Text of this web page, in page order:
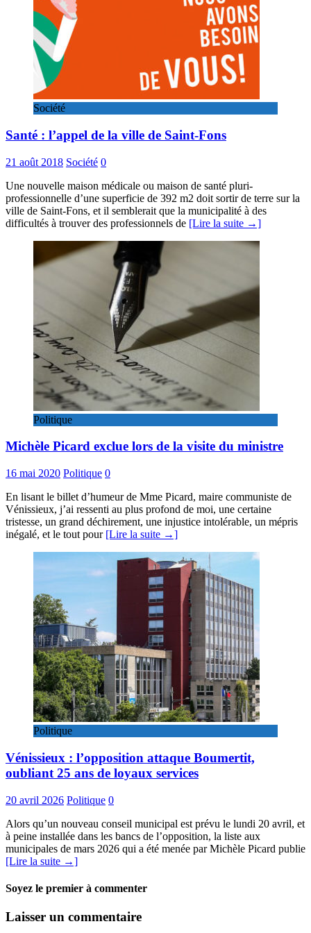
Société
Santé : l’appel de la ville de Saint-Fons
21 août 2018 Société 0
Une nouvelle maison médicale ou maison de santé pluri-
professionnelle d’une superficie de 392 m2 doit sortir de terre sur la
ville de Saint-Fons, et il semblerait que la municipalité à des
difficultés à trouver des professionnels de [Lire la suite →]
Politique
Michèle Picard exclue lors de la visite du ministre
16 mai 2020 Politique 0
En lisant le billet d’humeur de Mme Picard, maire communiste de
Vénissieux, j’ai ressenti au plus profond de moi, une certaine
tristesse, un grand déchirement, une injustice intolérable, un mépris
inégalé, et le tout pour [Lire la suite →]
Politique
Vénissieux : l’opposition attaque Boumertit,
oubliant 25 ans de loyaux services
20 avril 2026 Politique 0
Alors qu’un nouveau conseil municipal est prévu le lundi 20 avril, et
à peine installée dans les bancs de l’opposition, la liste aux
municipales de mars 2026 qui a été menée par Michèle Picard publie
[Lire la suite →]
Soyez le premier à commenter
Laisser un commentaire